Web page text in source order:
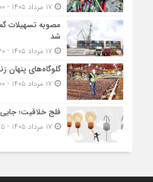
مصوبه تسهیلات
شد
گلوگاه‌های پنهان
فلج خلاقیت؛